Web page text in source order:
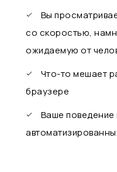
Вы
со скоростью,
ожидаемую от
Что-то мешает
браузере
Ваше